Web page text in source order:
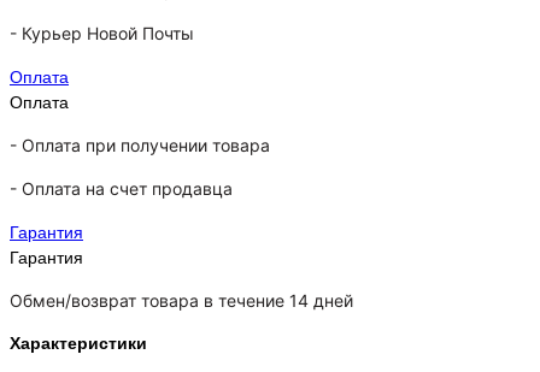
- Курьер Новой Почты
Оплата
Оплата
- Оплата при получении товара
- Оплата на счет продавца
Гарантия
Гарантия
Обмен/возврат товара в течение 14 дней
Характеристики